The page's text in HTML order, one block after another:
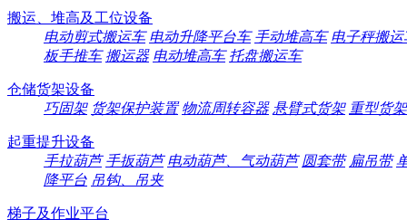
搬运、堆高及工位设备
电动剪式搬运车 电动升降平台车 手动堆高车 电子秤搬运
板手推车 搬运器 电动堆高车 托盘搬运车
仓储货架设备
巧固架 货架保护装置 物流周转容器 悬臂式货架 重型货架
起重提升设备
手拉葫芦 手扳葫芦 电动葫芦、气动葫芦 圆套带 扁吊带
降平台 吊钩、吊夹
梯子及作业平台